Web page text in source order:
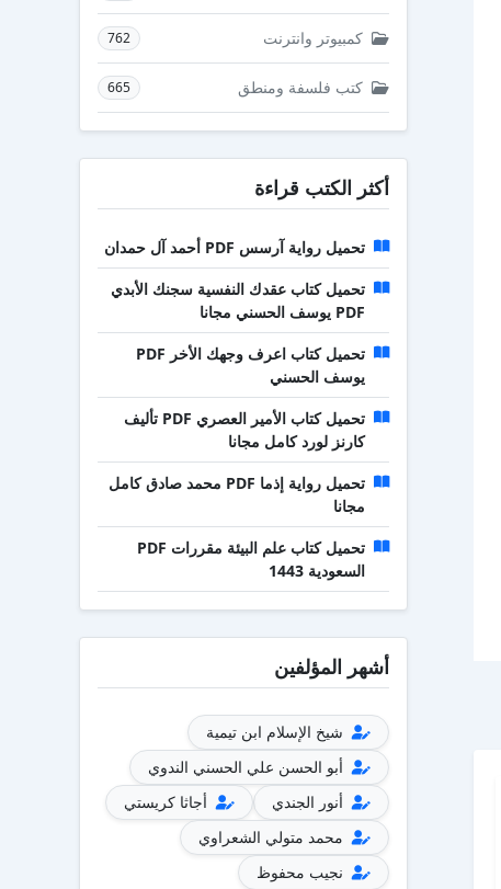
كمبيوتر وانترنت 762
كتب فلسفة ومنطق 665
أكثر الكتب قراءة
تحميل رواية آرسس PDF أحمد آل حمدان
تحميل كتاب عقدك النفسية سجنك الأبدي
PDF يوسف الحسني مجانا
تحميل كتاب اعرف وجهك الأخر PDF
يوسف الحسني
تحميل كتاب الأمير العصري PDF تأليف
كارنز لورد كامل مجانا
تحميل رواية إذما PDF محمد صادق كامل
مجانا
تحميل كتاب علم البيئة مقررات PDF
السعودية 1443
أشهر المؤلفين
شيخ الإسلام ابن تيمية
أبو الحسن علي الحسني الندوي
أنور الجندي
أجاثا كريستي
محمد متولي الشعراوي
نجيب محفوظ